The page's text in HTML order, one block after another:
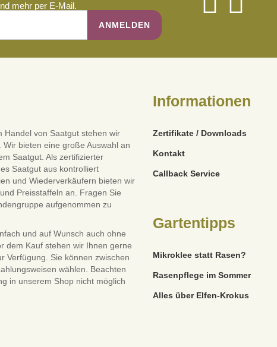
mehr per E-Mail.
Handel von Saatgut stehen wir
bieten eine große Auswahl an
Saatgut. Als zertifizierter
Saatgut aus kontrolliert
und Wiederverkäufern bieten wir
Preisstaffeln an. Fragen Sie
aufgenommen zu
und auf Wunsch auch ohne
dem Kauf stehen wir Ihnen gerne
Verfügung. Sie können zwischen
wählen. Beachten
in unserem Shop nicht möglich
Informationen
Zertifikate / Downloads
Kontakt
Callback Service
Gartentipps
Mikroklee statt Rasen?
Rasenpflege im Sommer
Alles über Elfen-Krokus